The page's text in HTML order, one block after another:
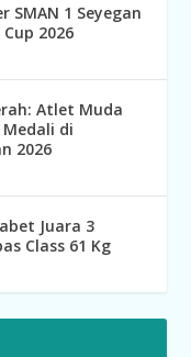
SMAN 1 Seyegan
2026
Atlet Muda
Medali di
2026
Juara 3
Class 61 Kg